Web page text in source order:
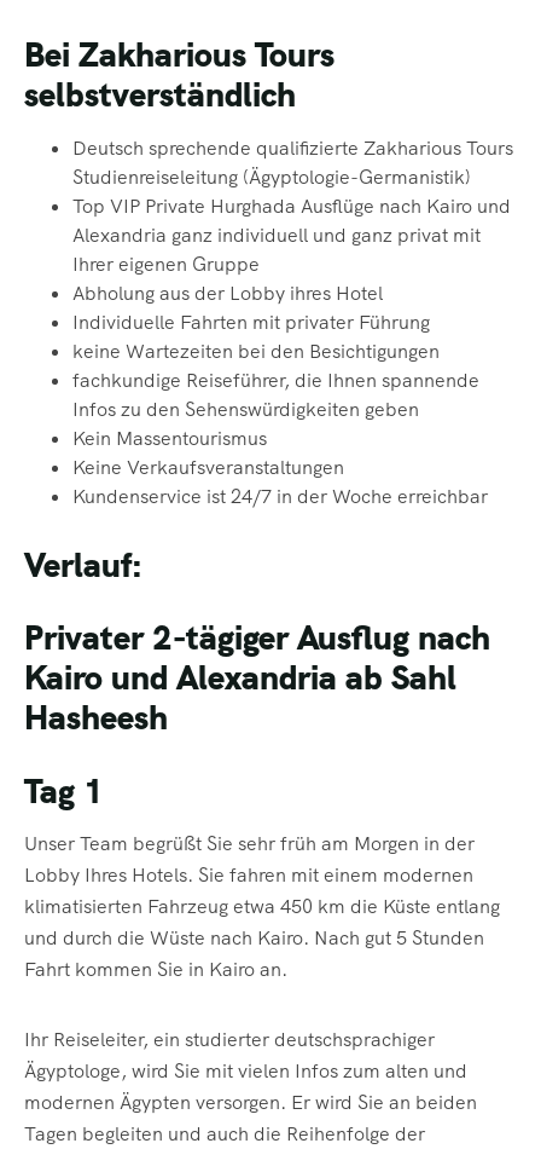
Bei Zakharious Tours
selbstverständlich
Deutsch sprechende qualifizierte Zakharious Tours
Studienreiseleitung (Ägyptologie-Germanistik)
Top VIP Private Hurghada Ausflüge nach Kairo und
Alexandria ganz individuell und ganz privat mit
Ihrer eigenen Gruppe
Abholung aus der Lobby ihres Hotel
Individuelle Fahrten mit privater Führung
keine Wartezeiten bei den Besichtigungen
fachkundige Reiseführer, die Ihnen spannende
Infos zu den Sehenswürdigkeiten geben
Kein Massentourismus
Keine Verkaufsveranstaltungen
Kundenservice ist 24/7 in der Woche erreichbar
Verlauf:
Privater 2-tägiger Ausflug nach
Kairo und Alexandria ab Sahl
Hasheesh
Tag 1
Unser Team begrüßt Sie sehr früh am Morgen in der
Lobby Ihres Hotels. Sie fahren mit einem modernen
klimatisierten Fahrzeug etwa 450 km die Küste entlang
und durch die Wüste nach Kairo. Nach gut 5 Stunden
Fahrt kommen Sie in Kairo an.
Ihr Reiseleiter, ein studierter deutschsprachiger
Ägyptologe, wird Sie mit vielen Infos zum alten und
modernen Ägypten versorgen. Er wird Sie an beiden
Tagen begleiten und auch die Reihenfolge der